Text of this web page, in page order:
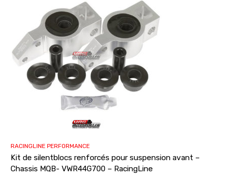
RACINGLINE PERFORMANCE
Kit de silentblocs renforcés pour suspension avant –
Chassis MQB- VWR44G700 – RacingLine